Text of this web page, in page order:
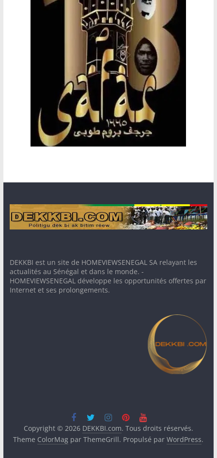
DEKKBI est un site de HOMEVIEWSENEGAL SA relayant les
actualités au Sénégal et dans le monde. -
HOMEVIEWSENEGAL développe les opportunités offertes par
Internet et ses prolongements.
Copyright © 2026 DEKKBI.com. Tous droits réservés.
Theme ColorMag par ThemeGrill. Propulsé parWordPress.